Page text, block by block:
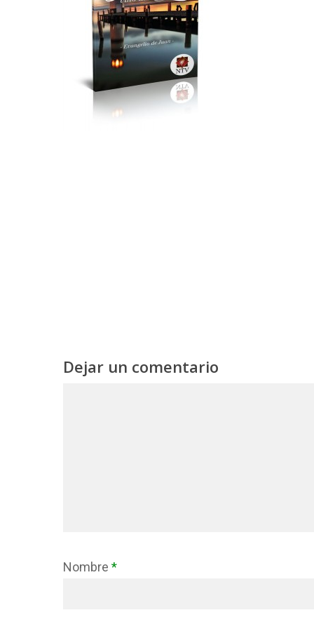
Dejar un comentario
Nombre *